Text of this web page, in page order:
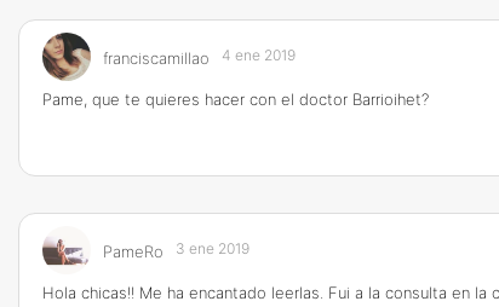
franciscamillao 4 ene 2019
Pame, que te quieres hacer con el doctor Barrioihet?
PameRo 3 ene 2019
Hola chicas!! Me ha encantado leerlas. Fui a la consulta en